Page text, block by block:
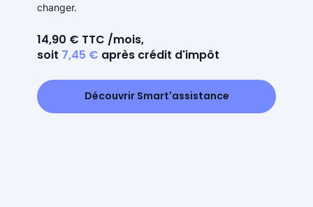
changer.
14,90 € TTC /mois,
soit 7,45 € après crédit d'impôt
Découvrir Smart'assistance